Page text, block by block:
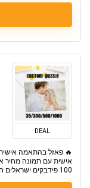
DEAL
100 פידבקים ישראלים חיוביים מתאים כמתנה מיוחדת לימי ...